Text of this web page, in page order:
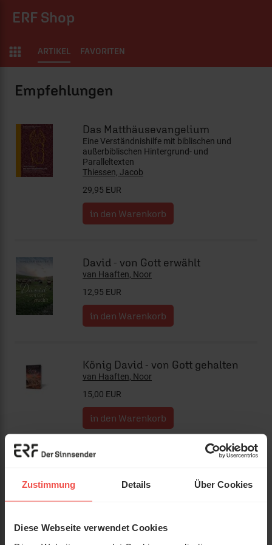
Zustimmung Details Über Cookies
Diese Webseite verwendet Cookies
ERF Shop
ARTIKEL FAVORITEN
Das Matthäusevangelium
Eine Verständnishilfe mit biblischen und
außerbiblischen Hintergrund- und
Paralleltexten
Thiessen, Jacob
29,95 EUR
David - von Gott erwählt
van Haaften, Noor
12,95 EUR
König David - von Gott gehalten
van Haaften, Noor
15,00 EUR
Dein Begleiter durch ein WUNDERvolles Jahr
Rosenkranz, Déborah